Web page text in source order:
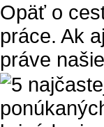
Opäť o
práce. Ak
práve